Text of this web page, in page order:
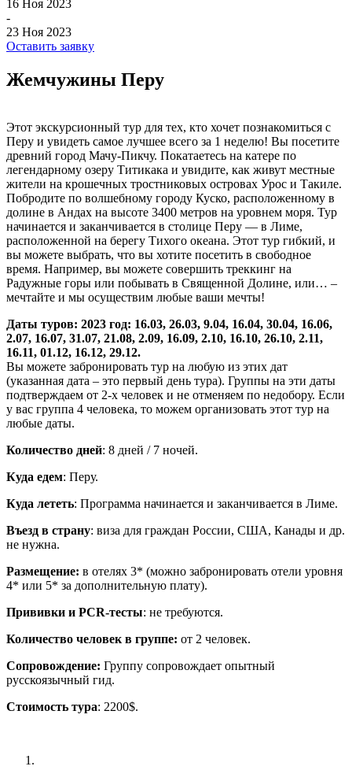
16 Ноя 2023
-
23 Ноя 2023
Оставить заявку
Жемчужины Перу
Этот экскурсионный тур для тех, кто хочет познакомиться с
Перу и увидеть самое лучшее всего за 1 неделю! Вы посетите
древний город Мачу-Пикчу. Покатаетесь на катере по
легендарному озеру Титикака и увидите, как живут местные
жители на крошечных тростниковых островах Урос и Такиле.
Побродите по волшебному городу Куско, расположенному в
долине в Андах на высоте 3400 метров на уровнем моря. Тур
начинается и заканчивается в столице Перу — в Лиме,
расположенной на берегу Тихого океана. Этот тур гибкий, и
вы можете выбрать, что вы хотите посетить в свободное
время. Например, вы можете совершить треккинг на
Радужные горы или побывать в Священной Долине, или… –
мечтайте и мы осуществим любые ваши мечты!
Даты туров: 2023 год: 16.03, 26.03, 9.04, 16.04, 30.04, 16.06,
2.07, 16.07, 31.07, 21.08, 2.09, 16.09, 2.10, 16.10, 26.10, 2.11,
16.11, 01.12, 16.12, 29.12.
Вы можете забронировать тур на любую из этих дат
(указанная дата – это первый день тура). Группы на эти даты
подтверждаем от 2-х человек и не отменяем по недобору. Если
у вас группа 4 человека, то можем организовать этот тур на
любые даты.
Количество дней: 8 дней / 7 ночей.
Куда едем: Перу.
Куда лететь: Программа начинается и заканчивается в Лиме.
Въезд в страну: виза для граждан России, США, Канады и др.
не нужна.
Размещение: в отелях 3* (можно забронировать отели уровня
4* или 5* за дополнительную плату).
Прививки и PCR-тесты: не требуются.
Количество человек в группе: от 2 человек.
Сопровождение: Группу сопровождает опытный
русскоязычный гид.
Стоимость тура: 2200$.